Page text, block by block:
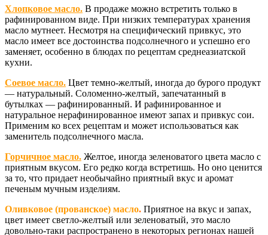
Хлопковое масло. В продаже можно встретить только в
рафинированном виде. При низких температурах хранения
масло мутнеет. Несмотря на специфический привкус, это
масло имеет все достоинства подсолнечного и успешно его
заменяет, особенно в блюдах по рецептам среднеазиатской
кухни.
Соевое масло. Цвет темно-желтый, иногда до бурого продукт
— натуральный. Соломенно-желтый, запечатанный в
бутылках — рафинированный. И рафинированное и
натуральное нерафинированное имеют запах и привкус сои.
Применим ко всех рецептам и может использоваться как
заменитель подсолнечного масла.
Горчичное масло. Желтое, иногда зеленоватого цвета масло с
приятным вкусом. Его редко когда встретишь. Но оно ценится
за то, что придает необычайно приятный вкус и аромат
печеным мучным изделиям.
Оливковое (прованское) масло. Приятное на вкус и запах,
цвет имеет светло-желтый или зеленоватый, это масло
довольно-таки распространено в некоторых регионах нашей